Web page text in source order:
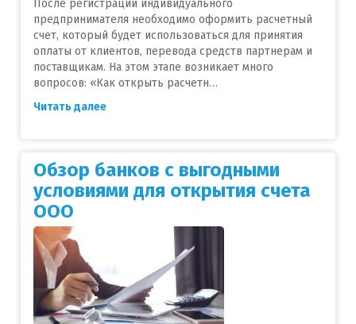
После регистрации индивидуального
предпринимателя необходимо оформить расчетный
счет, который будет использоваться для принятия
оплаты от клиентов, перевода средств партнерам и
поставщикам. На этом этапе возникает много
вопросов: «Как открыть расчетн…
Читать далее
Обзор банков с выгодными
условиями для открытия счета
ООО